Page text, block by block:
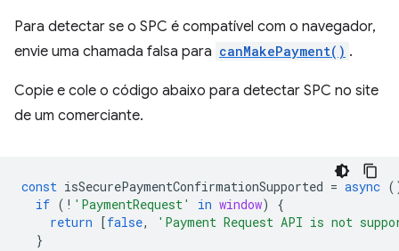
Para detectar se o SPC é compatível com o navegador,
envie uma chamada falsa para canMakePayment() .
Copie e cole o código abaixo para detectar SPC no site
de um comerciante.
const isSecurePaymentConfirmationSupported = async
if ( ! 'PaymentRequest' in window)
{
return
[false,
'Payment Request API is not
}